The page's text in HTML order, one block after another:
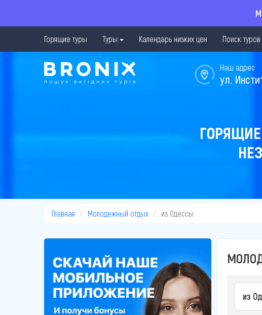
Горящие туры Туры Календарь низких цен Поиск туров
Наш адрес
ул.
Главная Молодежный отдых из Одессы
из